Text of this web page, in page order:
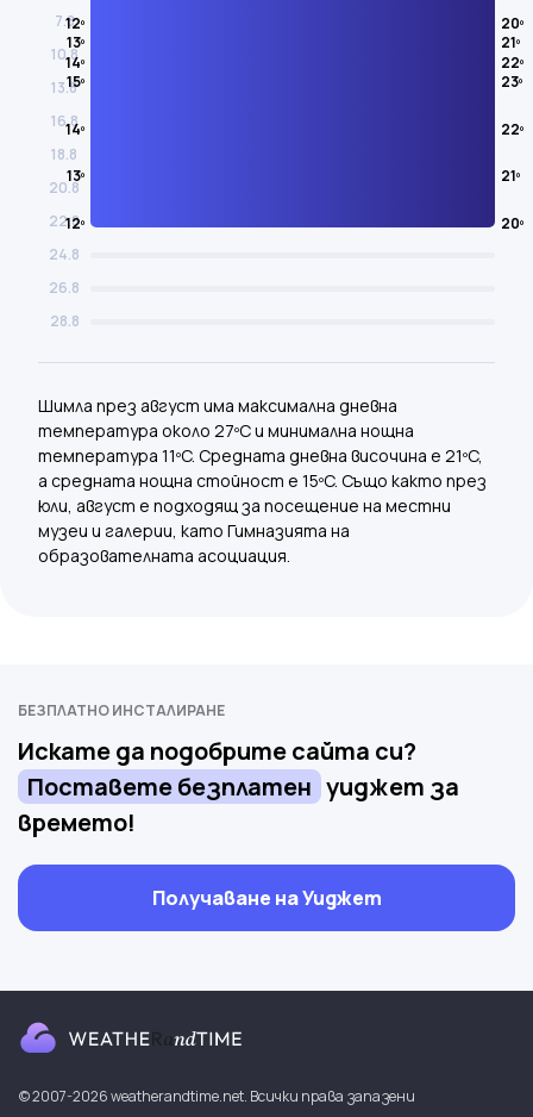
7.8
10.8
13.8
12º 20º
16.8
13º 21º
18.8
14º 22º
20.8
15º 23º
22.8
14º 22º
24.8
13º 21º
26.8
12º 20º
28.8
Шимла през август има максимална дневна
температура около 27ºC и минимална нощна
температура 11ºC. Средната дневна височина е 21ºC,
а средната нощна стойност е 15ºC. Също както през
юли, август е подходящ за посещение на местни
музеи и галерии, като Гимназията на
образователната асоциация.
БЕЗПЛАТНО ИНСТАЛИРАНЕ
Искате да подобрите сайта си?
Поставете безплатен уиджет за
времето!
Получаване на Уиджет
© 2007-2026 weatherandtime.net. Всички права запазени